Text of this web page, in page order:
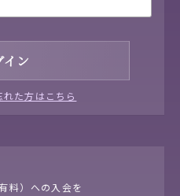
た方はこちら
料）への入会を